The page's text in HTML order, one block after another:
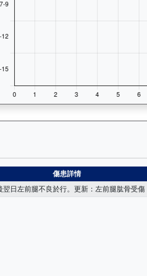
績，包括日期、名次、
運（K010）— 傷患紀錄：查
傷患詳情
翌日左前腿不良於行。更新：左前腿肱骨受傷